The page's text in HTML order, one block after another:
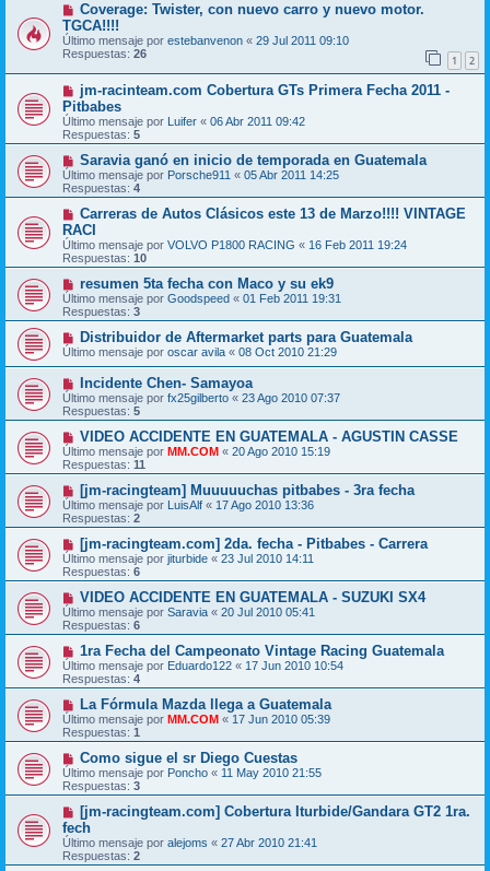
Coverage: Twister, con nuevo carro y nuevo motor.
TGCA!!!!
Último mensaje por estebanvenon « 29 Jul 2011 09:10
Respuestas: 26 1 2
jm-racinteam.com Cobertura GTs Primera Fecha 2011 -
Pitbabes
Último mensaje por Luifer « 06 Abr 2011 09:42
Respuestas: 5
Saravia ganó en inicio de temporada en Guatemala
Último mensaje por Porsche911 « 05 Abr 2011 14:25
Respuestas: 4
Carreras de Autos Clásicos este 13 de Marzo!!!! VINTAGE
RACI
Último mensaje por VOLVO P1800 RACING « 16 Feb 2011 19:24
Respuestas: 10
resumen 5ta fecha con Maco y su ek9
Último mensaje por Goodspeed « 01 Feb 2011 19:31
Respuestas: 3
Distribuidor de Aftermarket parts para Guatemala
Último mensaje por oscar avila « 08 Oct 2010 21:29
Incidente Chen- Samayoa
Último mensaje por fx25gilberto « 23 Ago 2010 07:37
Respuestas: 5
VIDEO ACCIDENTE EN GUATEMALA - AGUSTIN CASSE
Último mensaje por MM.COM « 20 Ago 2010 15:19
Respuestas: 11
[jm-racingteam] Muuuuuchas pitbabes - 3ra fecha
Último mensaje por LuisAlf « 17 Ago 2010 13:36
Respuestas: 2
[jm-racingteam.com] 2da. fecha - Pitbabes - Carrera
Último mensaje por jiturbide « 23 Jul 2010 14:11
Respuestas: 6
VIDEO ACCIDENTE EN GUATEMALA - SUZUKI SX4
Último mensaje por Saravia « 20 Jul 2010 05:41
Respuestas: 6
1ra Fecha del Campeonato Vintage Racing Guatemala
Último mensaje por Eduardo122 « 17 Jun 2010 10:54
Respuestas: 4
La Fórmula Mazda llega a Guatemala
Último mensaje por MM.COM « 17 Jun 2010 05:39
Respuestas: 1
Como sigue el sr Diego Cuestas
Último mensaje por Poncho « 11 May 2010 21:55
Respuestas: 3
[jm-racingteam.com] Cobertura Iturbide/Gandara GT2 1ra.
fech
Último mensaje por alejoms « 27 Abr 2010 21:41
Respuestas: 2